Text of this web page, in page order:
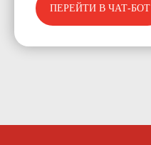
ПЕРЕЙТИ В ЧАТ-БОТ